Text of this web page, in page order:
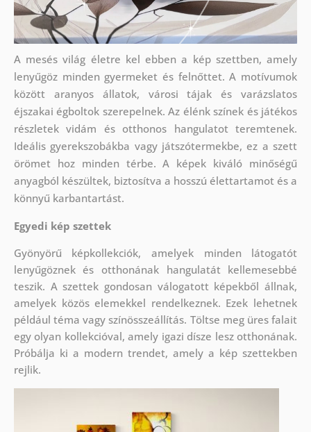
A mesés világ életre kel ebben a kép szettben, amely
lenyűgöz minden gyermeket és felnőttet. A motívumok
között aranyos állatok, városi tájak és varázslatos
éjszakai égboltok szerepelnek. Az élénk színek és játékos
részletek vidám és otthonos hangulatot teremtenek.
Ideális gyerekszobákba vagy játszótermekbe, ez a szett
örömet hoz minden térbe. A képek kiváló minőségű
anyagból készültek, biztosítva a hosszú élettartamot és a
könnyű karbantartást.
Egyedi kép szettek
Gyönyörű képkollekciók, amelyek minden látogatót
lenyűgöznek és otthonának hangulatát kellemesebbé
teszik. A szettek gondosan válogatott képekből állnak,
amelyek közös elemekkel rendelkeznek. Ezek lehetnek
például téma vagy színösszeállítás. Töltse meg üres falait
egy olyan kollekcióval, amely igazi dísze lesz otthonának.
Próbálja ki a modern trendet, amely a kép szettekben
rejlik.